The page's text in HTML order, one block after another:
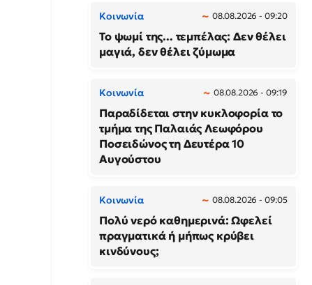
Κοινωνία 08.08.2026 - 09:20
Το ψωμί της... τεμπέλας: Δεν θέλει
μαγιά, δεν θέλει ζύμωμα
Κοινωνία 08.08.2026 - 09:19
Παραδίδεται στην κυκλοφορία το
τμήμα της Παλαιάς Λεωφόρου
Ποσειδώνος τη Δευτέρα 10
Αυγούστου
Κοινωνία 08.08.2026 - 09:05
Πολύ νερό καθημερινά: Ωφελεί
πραγματικά ή μήπως κρύβει
κινδύνους;